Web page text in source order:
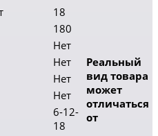
18
180
Нет
Нет
Нет
Нет
6-12-
18
Реальный
вид товара
может
отличаться
от